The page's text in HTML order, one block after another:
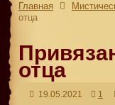
Главная
отца
отца
19.05.2021 1